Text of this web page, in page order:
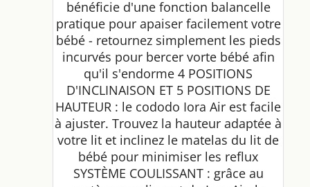
bénéficie d'une fonction balancelle
pratique pour apaiser facilement votre
bébé - retournez simplement les pieds
incurvés pour bercer vorte bébé afin
qu'il s'endorme 4 POSITIONS
D'INCLINAISON ET 5 POSITIONS DE
HAUTEUR : le cododo Iora Air est facile
à ajuster. Trouvez la hauteur adaptée à
votre lit et inclinez le matelas du lit de
bébé pour minimiser les reflux
SYSTÈME COULISSANT : grâce au